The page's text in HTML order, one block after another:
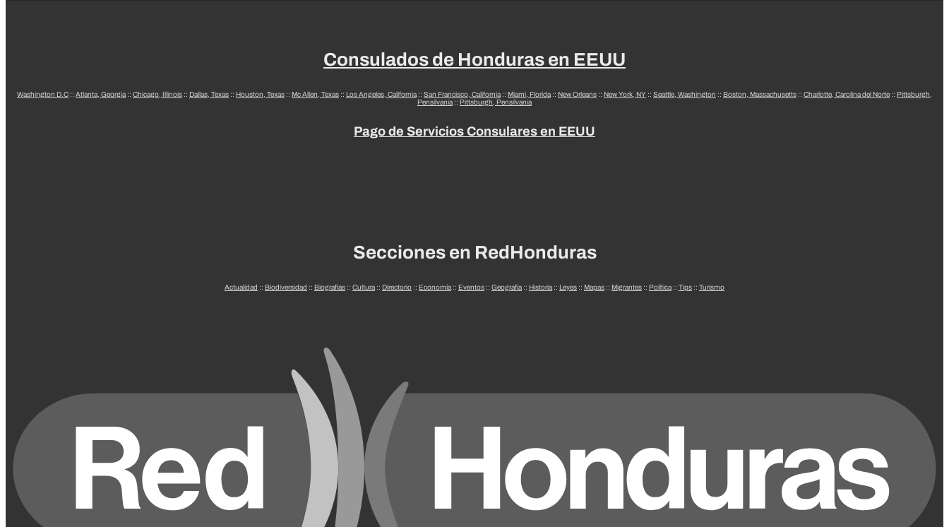
Consulados de Honduras en EEUU
Washington D.C :: Atlanta, Georgia :: Chicago, Illinois :: Dallas, Texas :: Houston, Texas :: Mc Allen, Texas :: Los Angeles, California :: San Francisco, California :: Miami, Florida :: New Orleans :: New York, NY :: Seattle, Washington :: Boston, Massachusetts :: Charlotte, Carolina del Norte :: Pittsburgh,
Pensilvania :: Pittsburgh, Pensilvania
Pago de Servicios Consulares en EEUU
Secciones en RedHonduras
Actualidad :: Biodiversidad :: Biografías :: Cultura:: Directorio :: Economía:: Eventos :: Geografía:: Historia:: Leyes :: Mapas :: Migrantes :: Política:: Tips :: Turismo